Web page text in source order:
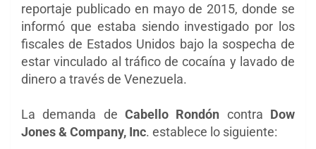
reportaje publicado en mayo de 2015, donde se
informó que estaba siendo investigado por los
fiscales de Estados Unidos bajo la sospecha de
estar vinculado al tráfico de cocaína y lavado de
dinero a través de Venezuela.
La demanda de Cabello Rondón contra Dow
Jones & Company, Inc. establece lo siguiente: